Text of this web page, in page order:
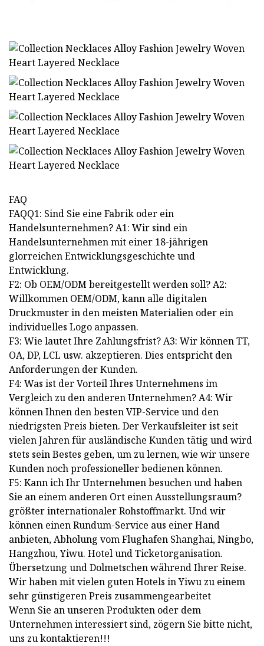
FAQ
FAQQ1: Sind Sie eine Fabrik oder ein
Handelsunternehmen? A1: Wir sind ein
Handelsunternehmen mit einer 18-jährigen
glorreichen Entwicklungsgeschichte und
Entwicklung.
F2: Ob OEM/ODM bereitgestellt werden soll? A2:
Willkommen OEM/ODM, kann alle digitalen
Druckmuster in den meisten Materialien oder ein
individuelles Logo anpassen.
F3: Wie lautet Ihre Zahlungsfrist? A3: Wir können TT,
OA, DP, LCL usw. akzeptieren. Dies entspricht den
Anforderungen der Kunden.
F4: Was ist der Vorteil Ihres Unternehmens im
Vergleich zu den anderen Unternehmen? A4: Wir
können Ihnen den besten VIP-Service und den
niedrigsten Preis bieten. Der Verkaufsleiter ist seit
vielen Jahren für ausländische Kunden tätig und wird
stets sein Bestes geben, um zu lernen, wie wir unsere
Kunden noch professioneller bedienen können.
F5: Kann ich Ihr Unternehmen besuchen und haben
Sie an einem anderen Ort einen Ausstellungsraum?
größter internationaler Rohstoffmarkt. Und wir
können einen Rundum-Service aus einer Hand
anbieten, Abholung vom Flughafen Shanghai, Ningbo,
Hangzhou, Yiwu. Hotel und Ticketorganisation.
Übersetzung und Dolmetschen während Ihrer Reise.
Wir haben mit vielen guten Hotels in Yiwu zu einem
sehr günstigeren Preis zusammengearbeitet
Wenn Sie an unseren Produkten oder dem
Unternehmen interessiert sind, zögern Sie bitte nicht,
uns zu kontaktieren!!!